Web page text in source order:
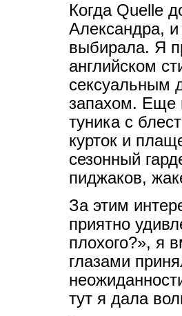
Когда Quelle
Александра, и
выбирала. Я
английском
сексуальным
запахом. Еще
туника с
курток и
сезонный
пиджаков,
За этим
приятно
плохого?», я
глазами
тут я дала